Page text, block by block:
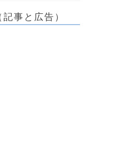
事と広告）